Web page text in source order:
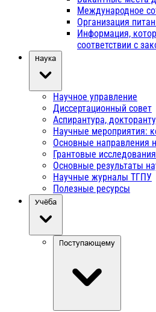
Международное
Организация
Информация,
соответствии с
Наука
Научное управление
Диссертационный совет
Аспирантура,
Научные мероприятия:
Основные направления
Грантовые
Основные результаты
Научные журналы ТГПУ
Полезные ресурсы
Учёба
Поступающему